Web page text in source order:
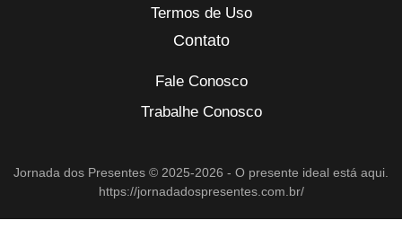
Termos de Uso
Contato
Fale Conosco
Trabalhe Conosco
Jornada dos Presentes © 2025-2026 - O presente ideal está aqui.
https://jornadadospresentes.com.br/